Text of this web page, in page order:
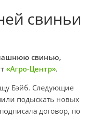
свиньи
свинью,
«Агро-Центр».
Бэйб. Следующие
подыскать новых
договор, по